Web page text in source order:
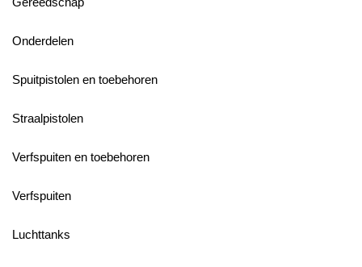
Onderdelen
Spuitpistolen en toebehoren
Straalpistolen
Verfspuiten en toebehoren
Verfspuiten
Luchttanks